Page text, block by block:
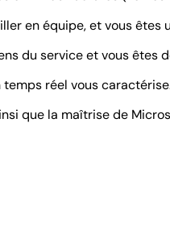
en équipe, et vous
du service et vous
réel vous
que la maîtrise de